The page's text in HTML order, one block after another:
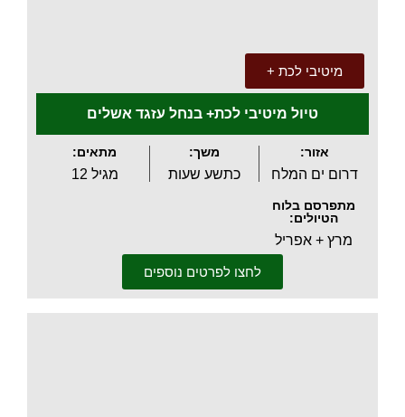
מיטיבי לכת +
טיול מיטיבי לכת+ בנחל עזגד אשלים
אזור:
דרום ים המלח
משך:
כתשע שעות
מתאים:
מגיל 12
מתפרסם בלוח
הטיולים:
מרץ + אפריל
לחצו לפרטים נוספים